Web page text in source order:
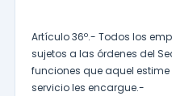
Artículo 36º.- Todos los
sujetos a las órdenes del
funciones que aquel
servicio les encargue.-